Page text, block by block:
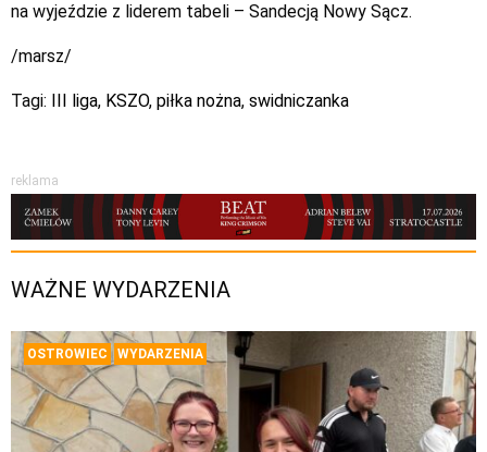
na wyjeździe z liderem tabeli – Sandecją Nowy Sącz.
/marsz/
Tagi: III liga, KSZO, piłka nożna, swidniczanka
reklama
WAŻNE WYDARZENIA
OSTROWIEC WYDARZENIA